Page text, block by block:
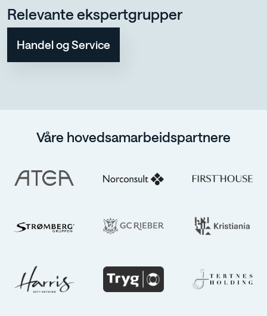
Relevante ekspertgrupper
Handel og Service
Våre hovedsamarbeidspartnere